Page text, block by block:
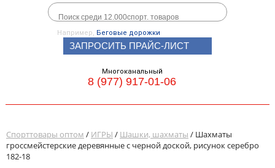
Например, Беговые дорожки
ЗАПРОСИТЬ ПРАЙС-ЛИСТ
Многоканальный
8 (977) 917-01-06
Спорттовары оптом / ИГРЫ / Шашки, шахматы / Шахматы
гроссмейстерские деревянные с черной доской, рисунок серебро
182-18